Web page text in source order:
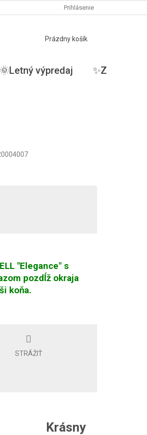
ÚDAJOV MOJA OBJEDNÁVKA
Prihlásenie
NÁKUPNÝ
Prázdny košík
🌞Letný výpredaj ✨ZĽAVY✨
"Elegance" s
pozdĺž okraja
koňa.
STRÁŽIŤ
Krásny